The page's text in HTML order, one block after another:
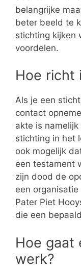
belangrijke
beter beeld te
stichting kijken
voordelen.
Hoe richt
Als je een
contact
akte is
stichting in het
ook mogelijk
een testament
zijn dood de
een
Pater Piet
die een
Hoe gaat
werk?